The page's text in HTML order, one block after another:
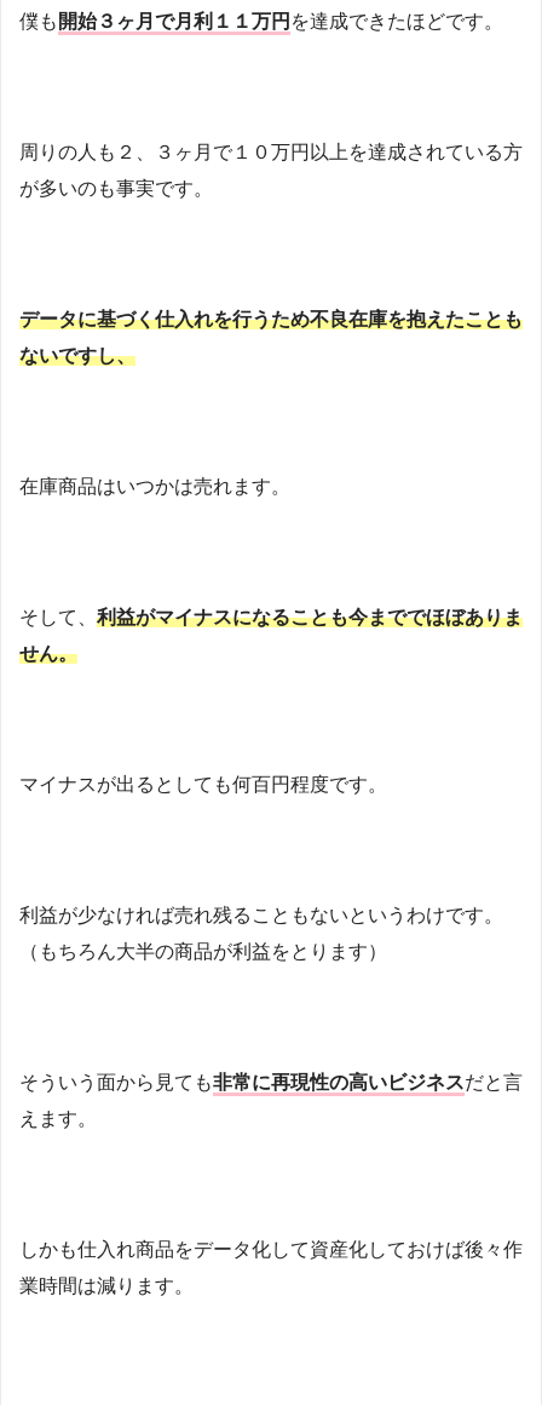
僕も 開始３ヶ月で月利１１万円 を達成できたほどです。
周りの人も２、３ヶ月で１０万円以上を達成されている方
が多いのも事実です。
データに基づく仕入れを行うため不良在庫を抱えたことも
ないですし、
在庫商品はいつかは売れます。
そして、 利益がマイナスになることも今まででほぼありま
せん。
マイナスが出るとしても何百円程度です。
利益が少なければ売れ残ることもないというわけです。
（もちろん大半の商品が利益をとります）
そういう面から見ても非常に再現性の高いビジネスだと言
えます。
しかも仕入れ商品をデータ化して資産化しておけば後々作
業時間は減ります。